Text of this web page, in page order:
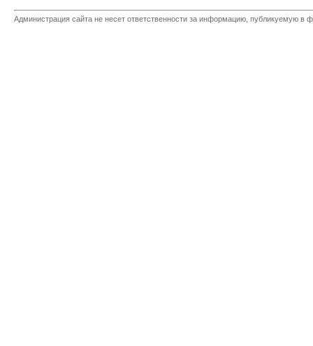
Администрация сайта не несет ответственности за информацию, публикуемую